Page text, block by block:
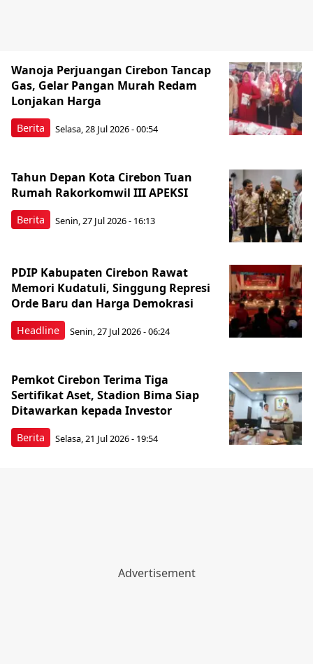
Berita
Wanoja Perjuangan Cirebon Tancap
Gas, Gelar Pangan Murah Redam
Lonjakan Harga
Selasa, 28 Jul 2026 - 00:54
Berita
Tahun Depan Kota Cirebon Tuan
Rumah Rakorkomwil III APEKSI
Senin, 27 Jul 2026 - 16:13
Headline
PDIP Kabupaten Cirebon Rawat
Memori Kudatuli, Singgung Represi
Orde Baru dan Harga Demokrasi
Senin, 27 Jul 2026 - 06:24
Berita
Pemkot Cirebon Terima Tiga
Sertifikat Aset, Stadion Bima Siap
Ditawarkan kepada Investor
Selasa, 21 Jul 2026 - 19:54